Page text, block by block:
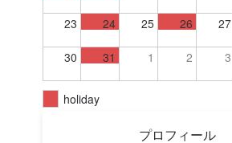
23 24 25 26 27
30 31 1 2 3
holiday
プロフィール